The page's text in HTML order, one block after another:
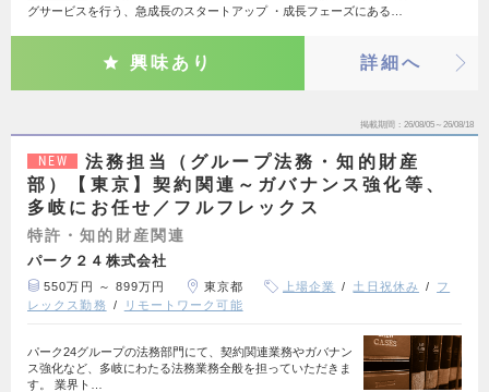
グサービスを行う、急成長のスタートアップ ・成長フェーズにある…
興味あり 詳細へ
掲載期間 26/08/05～26/08/18
NEW
法務担当（グループ法務・知的財産
部）【東京】契約関連～ガバナンス強化等、
多岐にお任せ／フルフレックス
特許・知的財産関連
パーク２４株式会社
550万円 ～ 899万円 東京都 上場企業 土日祝休み
フ
レックス勤務
リモートワーク可能
パーク24グループの法務部門にて、契約関連業務やガバナン
ス強化など、多岐にわたる法務業務全般を担っていただきま
す。 業界ト…